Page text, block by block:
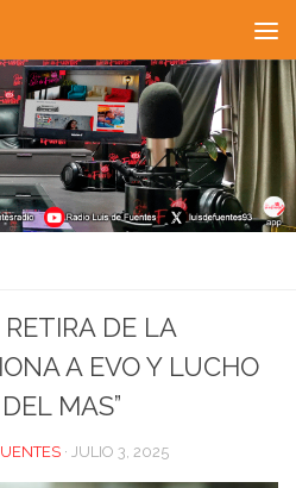
DE LA
A EVO Y LUCHO
MAS”
· JULIO 3, 2025